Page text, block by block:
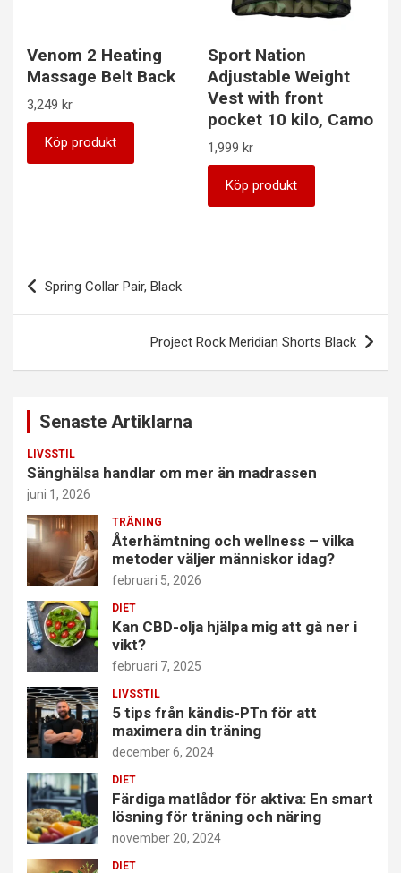
Venom 2 Heating
Massage Belt Back
3,249 kr
Köp produkt
Sport Nation
Adjustable Weight
Vest with front
pocket 10 kilo, Camo
1,999 kr
Köp produkt
Inläggsnavigering
Spring Collar Pair, Black
Project Rock Meridian Shorts Black
Senaste Artiklarna
LIVSSTIL
Sänghälsa handlar om mer än madrassen
juni 1, 2026
TRÄNING
Återhämtning och wellness – vilka
metoder väljer människor idag?
februari 5, 2026
DIET
Kan CBD-olja hjälpa mig att gå ner i
vikt?
februari 7, 2025
LIVSSTIL
5 tips från kändis-PTn för att
maximera din träning
december 6, 2024
DIET
Färdiga matlådor för aktiva: En smart
lösning för träning och näring
november 20, 2024
DIET